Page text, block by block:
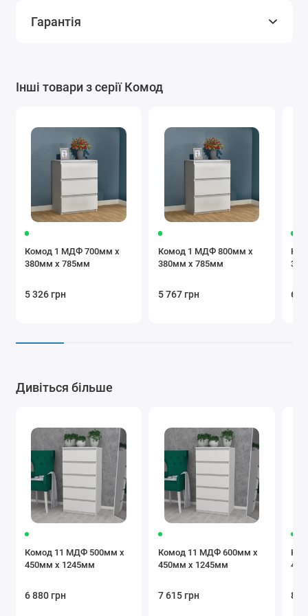
Гарантія
Інші товари з серії Комод
Комод 1 МДФ 700мм x
380мм x 785мм
5 326 грн
Комод 1 МДФ 800мм x
380мм x 785мм
5 767 грн 6
Дивіться більше
Комод 11 МДФ 500мм x
450мм x 1245мм
6 880 грн
Комод 11 МДФ 600мм x
450мм x 1245мм
7 615 грн 8